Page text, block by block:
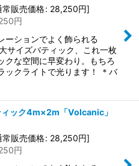
常販売価格: 28,250円]
円
ーションでよく飾られる
サイズバティック、これ一枚
クな空間に早変わり。もちろ
ックライトで光ります！ ＊バ
ィック4m×2m「Volcanic」
常販売価格: 28,250円]
円